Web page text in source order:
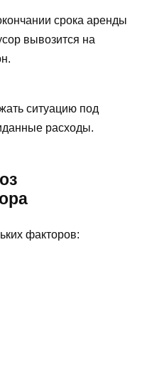
срока аренды
вывозится на
ситуацию под
расходы.
факторов: